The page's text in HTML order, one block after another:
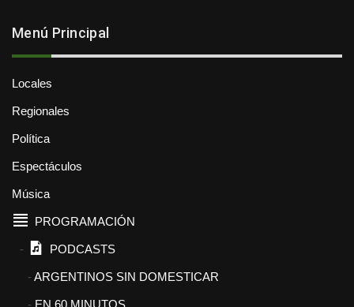
Menú Principal
Locales
Regionales
Política
Espectáculos
Música
PROGRAMACIÓN
PODCASTS
ARGENTINOS SIN DOMESTICAR
EN 60 MINUTOS